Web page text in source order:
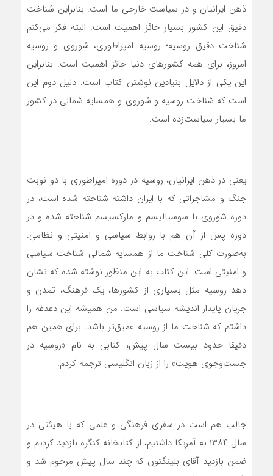
ذهن ایرانیان و در سیاست خارجی ما است. بنابراین شناخت
دقیق این کشور بسیار حائز اهمیت است. البته فکر می‌کنم
شناخت دقیق روسیه؛ روسیه امپراطوری، شوروی و روسیه
امروز، برای همه کشورهای دنیا حائز اهمیت است. بنابراین
این یکی از دلایل بنیادین نوشتن کتاب است. دلیل دوم این
است که شناخت روسیه و شوروی و همسایه شمالی در کشور
ما بسیار سیاست‌زده است.
یعنی در ذهن ایرانیان، روسیه در دوره امپراطوری با دو نوبت
جنگ و مشاجراتی که با ایران داشته شناخته شده است، در
دوره شوروی با سوسیالیسم و مارکسیسم شناخته شده و در
دوره پس از آن هم با روابط سیاسی و امنیتی و نظامی.
به‌صورت کلی شناخت ما از همسایه شمالی شناخت سیاسی
و امنیتی است. این کتاب به این منظور نوشته شده که نشان
دهد روسیه مثل بسیاری از کشورها، یک فرهنگ، تمدن و
جریان پایدار اندیشه سیاسی است. من همیشه این دغدغه را
داشتم که شناخت ما از روسیه عمیق‌تر باشد. برای همین هم
دقیقا حدود بیست سال پیش، کتابی به نام «روسیه در
جست‌وجوی هویت» را از زبان انگلیسی ترجمه کردم.
جالب هم است در سفری فرهنگی و علمی که با هیئتی در
سال ۱۳۸۴ به آمریکا داشتیم، از کتابخانه کنگره بازدید کردیم و
ضمن بازدید آقای بلینگتون که چند سال پیش مرحوم شد و